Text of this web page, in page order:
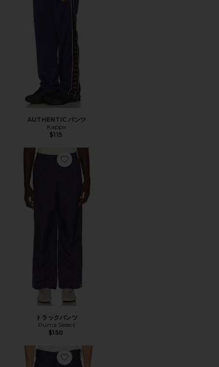
AUTHENTIC パンツ
Kappa
$115
Favorite トラックパンツ
トラックパンツ
Puma Select
$150
Favorite パンツ